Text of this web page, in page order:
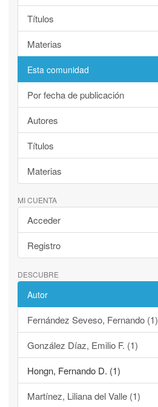
Títulos
Materias
Esta comunidad
Por fecha de publicación
Autores
Títulos
Materias
MI CUENTA
Acceder
Registro
DESCUBRE
Autor
Fernández Seveso, Fernando (1)
González Díaz, Emilio F. (1)
Hongn, Fernando D. (1)
Martínez, Liliana del Valle (1)